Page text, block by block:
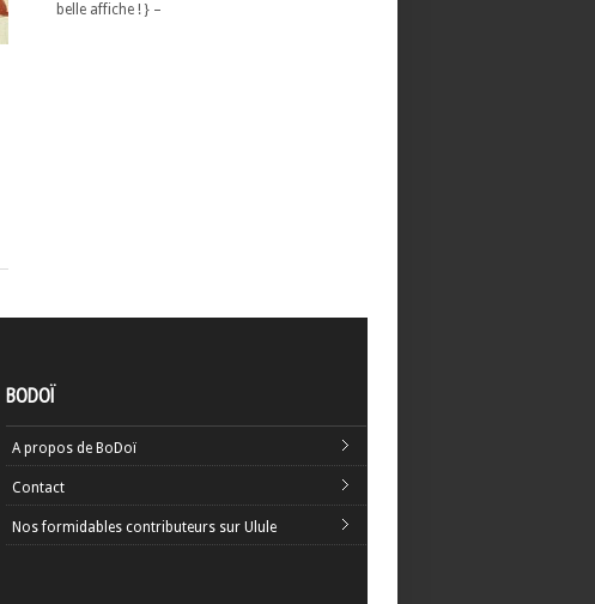
belle affiche ! } –
BODOÏ
A propos de BoDoï
Contact
Nos formidables contributeurs sur Ulule